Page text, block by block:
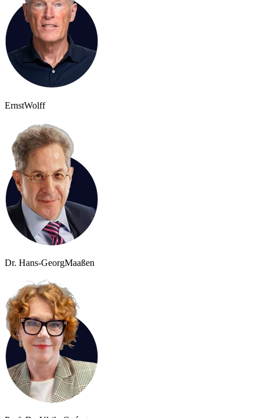
ErnstWolff
Dr. Hans-GeorgMaaßen